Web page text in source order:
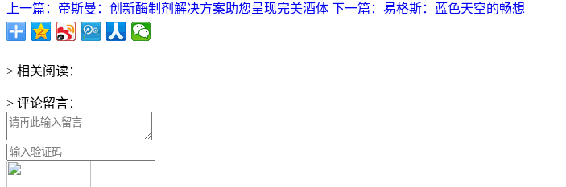
上一篇：帝斯曼：创新酶制剂解决方案助您呈现完美酒体 下一篇：易格斯：蓝色天空的畅想
> 相关阅读：
> 评论留言：